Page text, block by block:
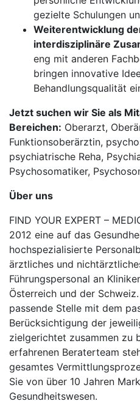
gezielte Schulungen
Weiterentwicklung
interdisziplinäre
eng mit anderen
bringen innovative
Behandlungsqualität
Jetzt suchen wir Sie als
Bereichen: Oberarzt,
Funktionsoberärztin,
psychiatrische Reha,
Psychosomatiker,
Über uns
FIND YOUR EXPERT –
2012 eine auf das
hochspezialisierte
ärztliches und
Führungspersonal an
Österreich und der
passende Stelle mit dem
Berücksichtigung der
zielgerichtet zusammen zu
erfahrenen Beraterteam
gesamtes
Sie von über 10 Jahren
Gesundheitswesen.